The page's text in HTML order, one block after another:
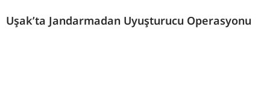
Uşak’ta Jandarmadan Uyuşturucu Operasyonu